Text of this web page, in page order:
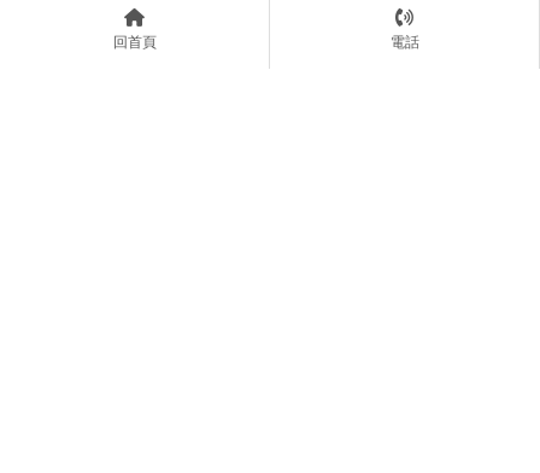
回首頁 電話
04-7788990
@04-7788990